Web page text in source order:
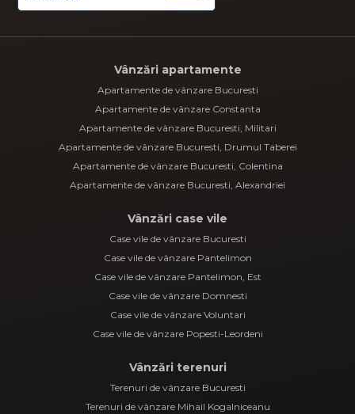
Vânzări apartamente
Apartamente de vânzare Bucuresti
Apartamente de vânzare Constanta
Apartamente de vânzare Bucuresti, Militari
Apartamente de vânzare Bucuresti, Drumul Taberei
Apartamente de vânzare Bucuresti, Colentina
Apartamente de vânzare Bucuresti, Alexandriei
Vânzări case vile
Case vile de vânzare Bucuresti
Case vile de vânzare Pantelimon
Case vile de vânzare Pantelimon, Est
Case vile de vânzare Domnesti
Case vile de vânzare Voluntari
Case vile de vânzare Popesti-Leordeni
Vânzări terenuri
Terenuri de vânzare Bucuresti
Terenuri de vânzare Mihail Kogalniceanu